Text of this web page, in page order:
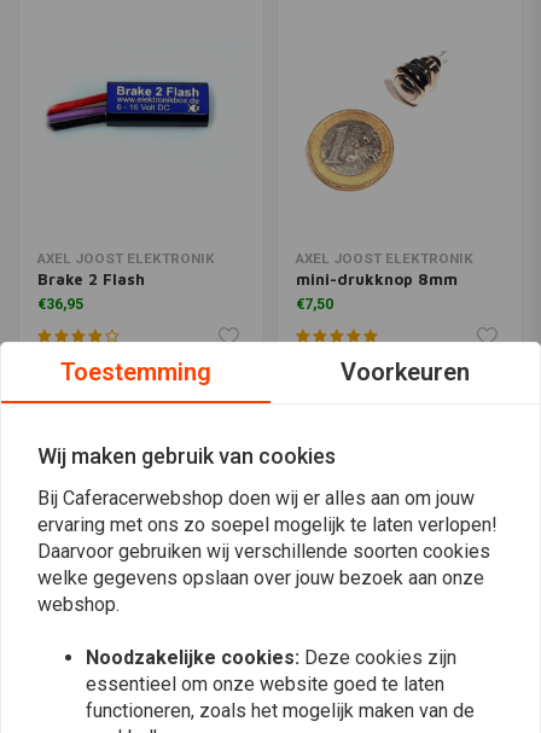
AXEL JOOST ELEKTRONIK
Brake 2 Flash
€36,95
AXEL JOOST ELEKTRONIK
mini-drukknop 8mm
€7,50
AXEL JOOST ELEKTRONIK
Elektronic Box versie G
AXEL JOOST ELEKTRONIK
Elektronicbox-versie T
(Trick box)
€156,95
Toestemming Voorkeuren
Wij maken gebruik van cookies
Bij Caferacerwebshop doen wij er alles aan om jouw
ervaring met ons zo soepel mogelijk te laten verlopen!
Daarvoor gebruiken wij verschillende soorten cookies
welke gegevens opslaan over jouw bezoek aan onze
webshop.
Noodzakelijke cookies: Deze cookies zijn
essentieel om onze website goed te laten
functioneren, zoals het mogelijk maken van de